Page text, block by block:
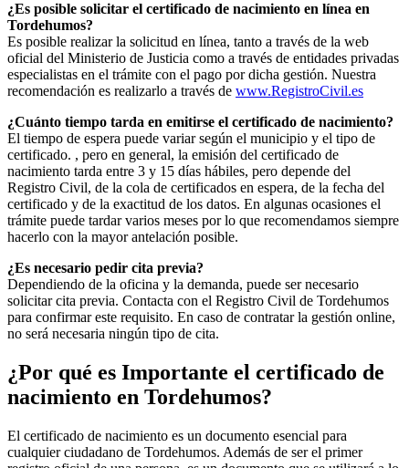
¿Es posible solicitar el certificado de nacimiento en línea en
Tordehumos?
Es posible realizar la solicitud en línea, tanto a través de la web
oficial del Ministerio de Justicia como a través de entidades privadas
especialistas en el trámite con el pago por dicha gestión. Nuestra
recomendación es realizarlo a través de www.RegistroCivil.es
¿Cuánto tiempo tarda en emitirse el certificado de nacimiento?
El tiempo de espera puede variar según el municipio y el tipo de
certificado. , pero en general, la emisión del certificado de
nacimiento tarda entre 3 y 15 días hábiles, pero depende del
Registro Civil, de la cola de certificados en espera, de la fecha del
certificado y de la exactitud de los datos. En algunas ocasiones el
trámite puede tardar varios meses por lo que recomendamos siempre
hacerlo con la mayor antelación posible.
¿Es necesario pedir cita previa?
Dependiendo de la oficina y la demanda, puede ser necesario
solicitar cita previa. Contacta con el Registro Civil de Tordehumos
para confirmar este requisito. En caso de contratar la gestión online,
no será necesaria ningún tipo de cita.
¿Por qué es Importante el certificado de
nacimiento en Tordehumos?
El certificado de nacimiento es un documento esencial para
cualquier ciudadano de Tordehumos. Además de ser el primer